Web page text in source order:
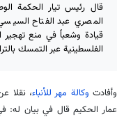
قال رئيس تيار الحكمة
المصري عبد الفتاح
قيادة وشعباً في منع
الفلسطينية عبر التمسك
وأفادت وكالة مهر للأنباء، نقلا
عمار الحكيم قال في بيان له: